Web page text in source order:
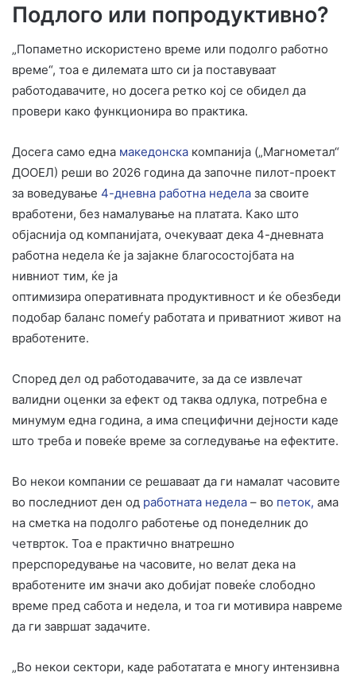
Подлого или попродуктивно?
„Попаметно искористено време или подолго работно
време“, тоа е дилемата што си ја поставуваат
работодавачите, но досега ретко кој се обидел да
провери како функционира во практика.
Досега само една македонска компанија („Магнометал“
ДООЕЛ) реши во 2026 година да започне пилот-проект
за воведување 4-дневна работна недела за своите
вработени, без намалување на платата. Како што
објаснија од компанијата, очекуваат дека 4-дневната
работна недела ќе ја зајакне благосостојбата на
нивниот тим, ќе ја
оптимизира оперативната продуктивност и ќе обезбеди
подобар баланс помеѓу работата и приватниот живот на
вработените.
Според дел од работодавачите, за да се извлечат
валидни оценки за ефект од таква одлука, потребна е
минумум една година, а има специфични дејности каде
што треба и повеќе време за согледување на ефектите.
Во некои компании се решаваат да ги намалат часовите
во последниот ден од работната недела – во петок, ама
на сметка на подолго работење од понеделник до
четврток. Тоа е практично внатрешно
прерспоредување на часовите, но велат дека на
вработените им значи ако добијат повеќе слободно
време пред сабота и недела, и тоа ги мотивира навреме
да ги завршат задачите.
„Во некои сектори, каде работатата е многу интензивна